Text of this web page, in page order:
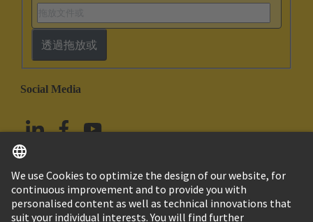
透過拖放或
Social Media
中國香港 繁体中文